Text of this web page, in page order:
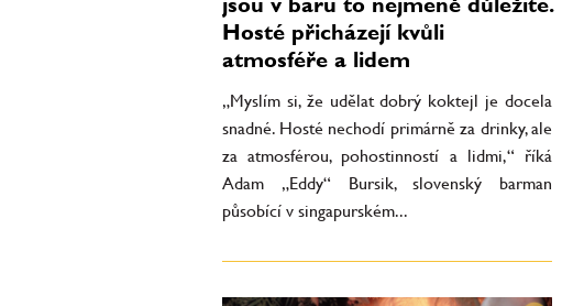
Hosté přicházejí kvůli
atmosféře a lidem
„Myslím si, že udělat dobrý koktejl je docela
snadné. Hosté nechodí primárně za drinky, ale
za atmosférou, pohostinností a lidmi,“ říká
Adam „Eddy“ Bursik, slovenský barman
působící v singapurském...